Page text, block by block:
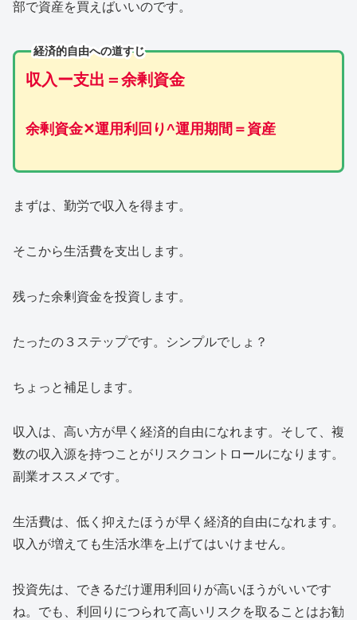
部で資産を買えばいいのです。
経済的自由への道すじ
収入ー支出＝余剰資金
余剰資金✕運用利回り^運用期間＝資産
まずは、勤労で収入を得ます。
そこから生活費を支出します。
残った余剰資金を投資します。
たったの３ステップです。シンプルでしょ？
ちょっと補足します。
収入は、高い方が早く経済的自由になれます。そして、複
数の収入源を持つことがリスクコントロールになります。
副業オススメです。
生活費は、低く抑えたほうが早く経済的自由になれます。
収入が増えても生活水準を上げてはいけません。
投資先は、できるだけ運用利回りが高いほうがいいです
ね。でも、利回りにつられて高いリスクを取ることはお勧